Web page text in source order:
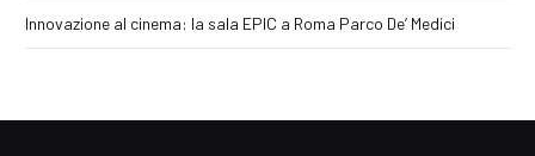
Innovazione al cinema: la sala EPIC a Roma Parco De’ Medici